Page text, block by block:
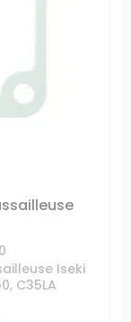
Iseki
C35LA